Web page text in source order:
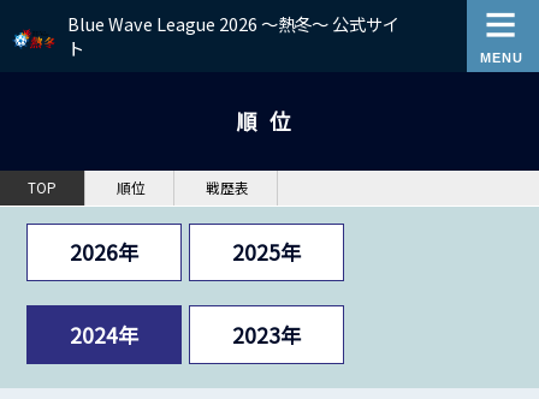
Blue Wave League 2026 ～熱冬～ 公式サイ
ト
順位
TOP 順位 戦歴表
2026年 2025年
2024年 2023年